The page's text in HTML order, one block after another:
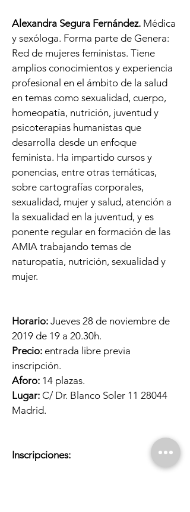
Alexandra Segura Fernández. Médica
y sexóloga. Forma parte de Genera:
Red de mujeres feministas. Tiene
amplios conocimientos y experiencia
profesional en el ámbito de la salud
en temas como sexualidad, cuerpo,
homeopatía, nutrición, juventud y
psicoterapias humanistas que
desarrolla desde un enfoque
feminista. Ha impartido cursos y
ponencias, entre otras temáticas,
sobre cartografías corporales,
sexualidad, mujer y salud, atención a
la sexualidad en la juventud, y es
ponente regular en formación de las
AMIA trabajando temas de
naturopatía, nutrición, sexualidad y
mujer.
Horario: Jueves 28 de noviembre de
2019 de 19 a 20.30h.
Precio: entrada libre previa
inscripción.
Aforo: 14 plazas.
Lugar: C/ Dr. Blanco Soler 11 28044
Madrid.
Inscripciones: